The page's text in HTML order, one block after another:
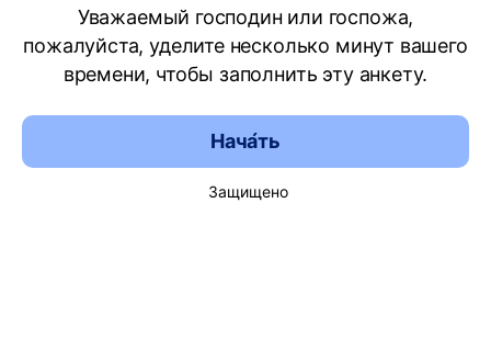
Уважаемый господин или госпожа,
пожалуйста, уделите несколько минут вашего
времени, чтобы заполнить эту анкету.
Нача́ть
Защищено